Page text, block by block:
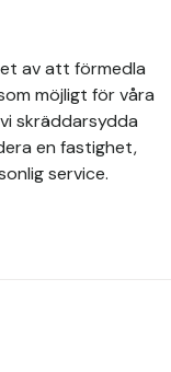
av att förmedla
möjligt för våra
skräddarsydda
en fastighet,
service.